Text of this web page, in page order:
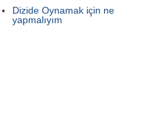
Dizide Oynamak için ne
yapmalıyım